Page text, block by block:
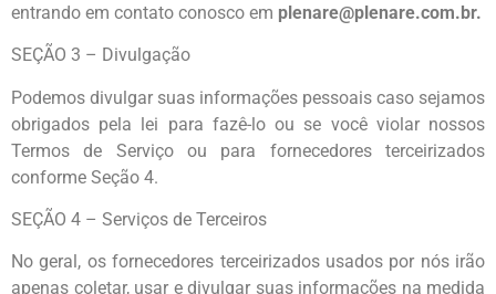
entrando em contato conosco em plenare@plenare.com.br.
SEÇÃO 3 – Divulgação
Podemos divulgar suas informações pessoais caso sejamos
obrigados pela lei para fazê-lo ou se você violar nossos
Termos de Serviço ou para fornecedores terceirizados
conforme Seção 4.
SEÇÃO 4 – Serviços de Terceiros
No geral, os fornecedores terceirizados usados por nós irão
apenas coletar, usar e divulgar suas informações na medida